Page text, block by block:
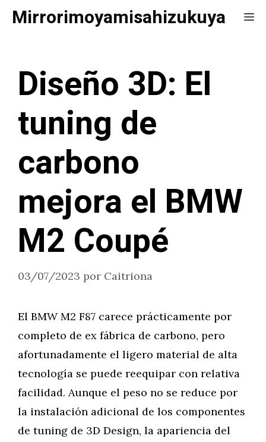
Saltar
Mirrorimoyamisahizukuya
Diseño 3D: El
tuning de
carbono
mejora el BMW
M2 Coupé
03/07/2023 por Caitriona
El BMW M2 F87 carece prácticamente por
completo de ex fábrica de carbono, pero
afortunadamente el ligero material de alta
tecnología se puede reequipar con relativa
facilidad. Aunque el peso no se reduce por
la instalación adicional de los componentes
de tuning de 3D Design, la apariencia del